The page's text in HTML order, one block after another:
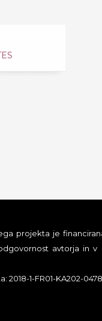
projekta je
avtorja in v
2018-1-FR01-KA202-